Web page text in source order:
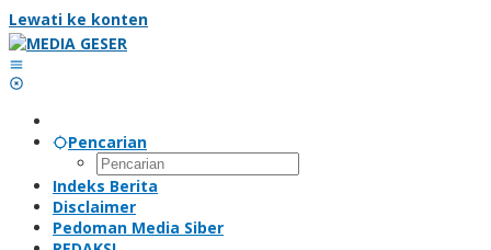
Lewati ke konten
Pencarian
Indeks Berita
Disclaimer
Pedoman Media Siber